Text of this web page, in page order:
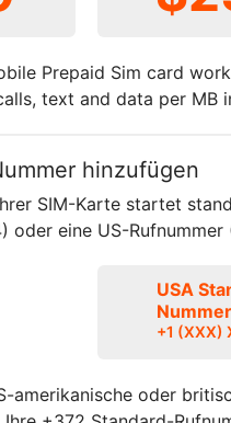
Prepaid Sim card
text and data per MB
hinzufügen
SIM-Karte startet
oder eine US-Rufnummer
USA
Nummer
+1 (XXX)
amerikanische oder